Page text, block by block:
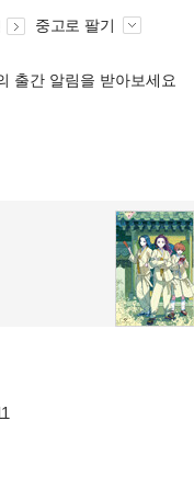
중고로 팔기
출간 알림을 받아보세요